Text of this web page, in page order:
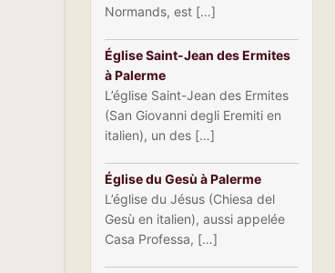
Normands, est […]
Église Saint-Jean des Ermites
à Palerme
L’église Saint-Jean des Ermites
(San Giovanni degli Eremiti en
italien), un des […]
Église du Gesù à Palerme
L’église du Jésus (Chiesa del
Gesù en italien), aussi appelée
Casa Professa, […]